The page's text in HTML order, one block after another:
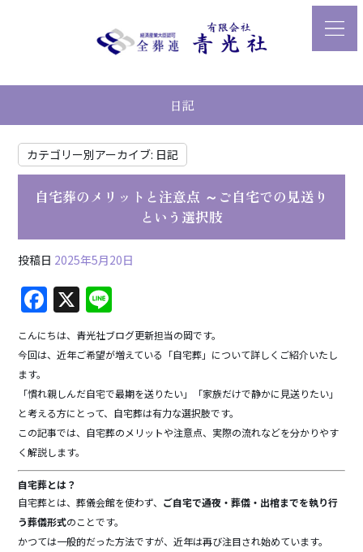
日記
カテゴリー別アーカイブ: 日記
自宅葬のメリットと注意点 ～ご自宅での見送り
という選択肢
投稿日 2025年5月20日
F
a
c
b
o
o
k
X
n
e
こんにちは、青光社ブログ更新担当の岡です。
今回は、近年ご希望が増えている「自宅葬」について詳しくご紹介いたし
ます。
「慣れ親しんだ自宅で最期を送りたい」「家族だけで静かに見送りたい」
と考える方にとって、自宅葬は有力な選択肢です。
この記事では、自宅葬のメリットや注意点、実際の流れなどを分かりやす
く解説します。
自宅葬とは？
自宅葬とは、葬儀会館を使わず、 ご自宅で通夜・葬儀・出棺までを執り行
う葬儀形式のことです。
かつては一般的だった方法ですが、近年は再び注目され始めています。